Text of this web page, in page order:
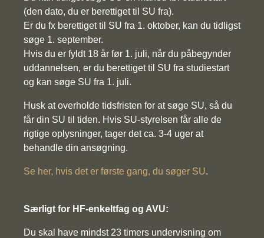
(den dato, du er berettiget til SU fra).
Er du fx berettiget til SU fra 1. oktober, kan du tidligst
søge 1. september.
Hvis du er fyldt 18 år før 1. juli, når du påbegynder
uddannelsen, er du berettiget til SU fra studiestart
og kan søge SU fra 1. juli.
Husk at overholde tidsfristen for at søge SU, så du
får din SU til tiden. Hvis SU-styrelsen får alle de
rigtige oplysninger, tager det ca. 3-4 uger at
behandle din ansøgning.
Se her, hvis det er første gang, du søger SU.
Særligt for HF-enkeltfag og AVU:
Du skal have mindst 23 timers undervisning om